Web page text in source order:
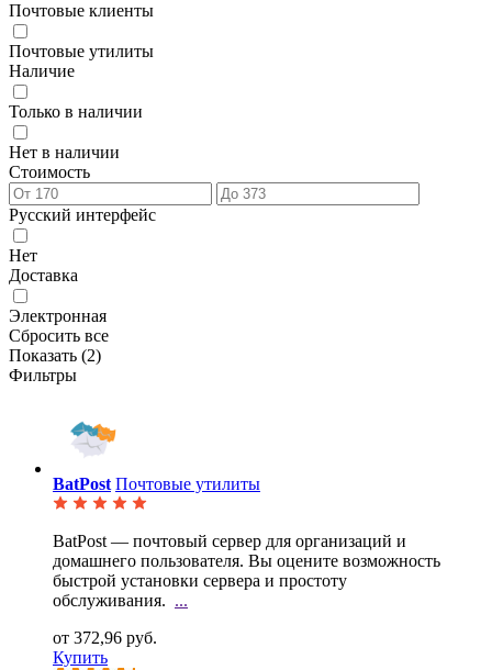
Почтовые клиенты
Почтовые утилиты
Наличие
Только в наличии
Нет в наличии
Стоимость
Русский интерфейс
Нет
Доставка
Электронная
Сбросить все
Показать (2)
Фильтры
BatPost Почтовые утилиты
BatPost — почтовый сервер для организаций и
домашнего пользователя. Вы оцените возможность
быстрой установки сервера и простоту
обслуживания. ...
от 372,96 руб.
Купить